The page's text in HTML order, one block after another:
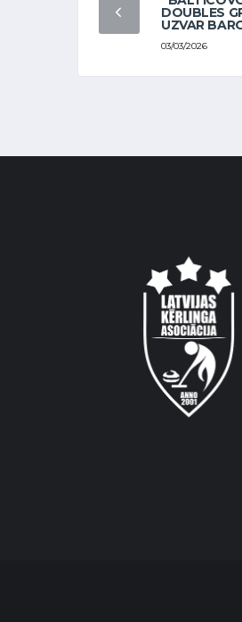
DOUBLES
UZVAR
03/03/2026